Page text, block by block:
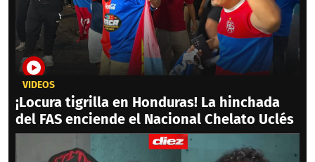
VIDEOS
¡Locura tigrilla en Honduras! La hinchada
del FAS enciende el Nacional Chelato Uclés